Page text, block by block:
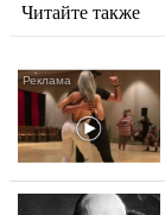
Читайте также